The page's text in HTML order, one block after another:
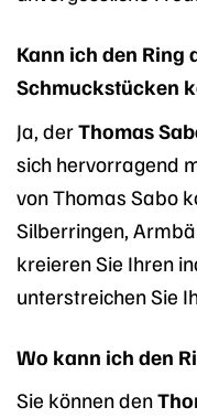
Kann ich den Ring
Schmuckstücken
Ja, derThomas
sich hervorragend
von Thomas Sabo
Silberringen,
kreieren Sie Ihren
unterstreichen Sie
Wo kann ich den
Sie können den